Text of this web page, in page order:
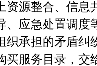
资源整合、信息
、应急处置调度
织承担的矛盾纠
买服务目录，交